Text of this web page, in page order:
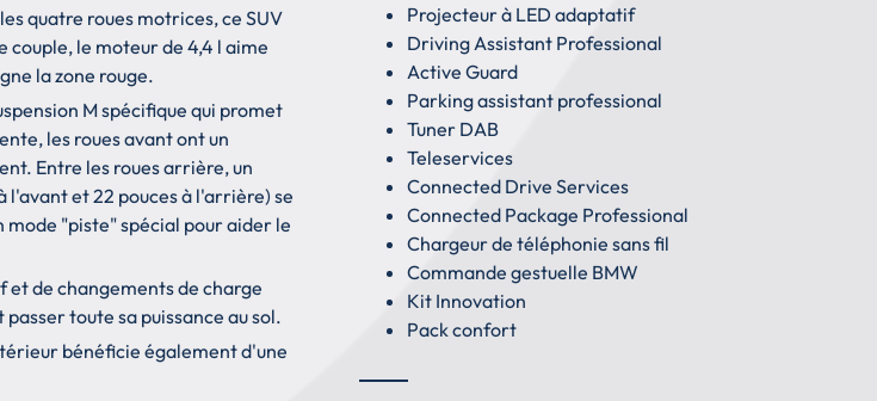
quatre roues motrices, ce SUV
couple, le moteur de 4,4 l aime
la zone rouge.
M spécifique qui promet
les roues avant ont un
Entre les roues arrière, un
et 22 pouces à l'arrière) se
"piste" spécial pour aider le
et de changements de charge
toute sa puissance au sol.
bénéficie également d'une
Projecteur à LED adaptatif
Driving Assistant Professional
Active Guard
Parking assistant professional
Tuner DAB
Teleservices
Connected Drive Services
Connected Package Professional
Chargeur de téléphonie sans fil
Commande gestuelle BMW
Kit Innovation
Pack confort